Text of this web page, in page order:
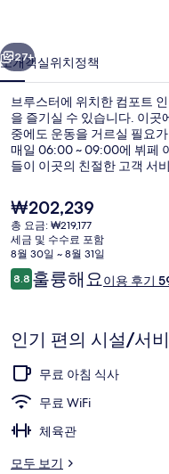
터
의
사
진
갤
러
리
27+
소개객실위치정책
브루스터에 위치한 컴포트
을 즐기실 수 있습니다. 이곳
중에도 운동을 거르실 필요
매일 06:00 ~ 09:00에 뷔페
들이 이곳의 친절한 고객 서
현
재
가
격
은
₩202,239
₩202,239
총 요금: ₩219,177
세금 및 수수료 포함
8월 30일 ~ 8월 31일
이
용
기
8.810점 만점 중 8.8점.
훌륭해요이용 후기
인기 편의 시설/서
무료 아침 식사
무료 WiFi
체육관
모두 보기